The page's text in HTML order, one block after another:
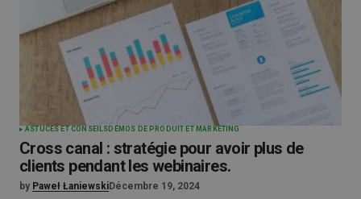
ASTUCES ET CONSEILS DÉMOS DE PRODUIT ET MARKETING
Cross canal : stratégie pour avoir plus de
clients pendant les webinaires.
by Paweł ŁaniewskiDécembre 19, 2024